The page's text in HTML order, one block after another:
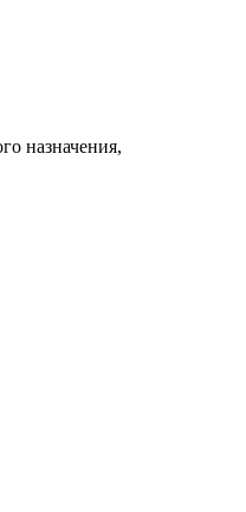
назначения,